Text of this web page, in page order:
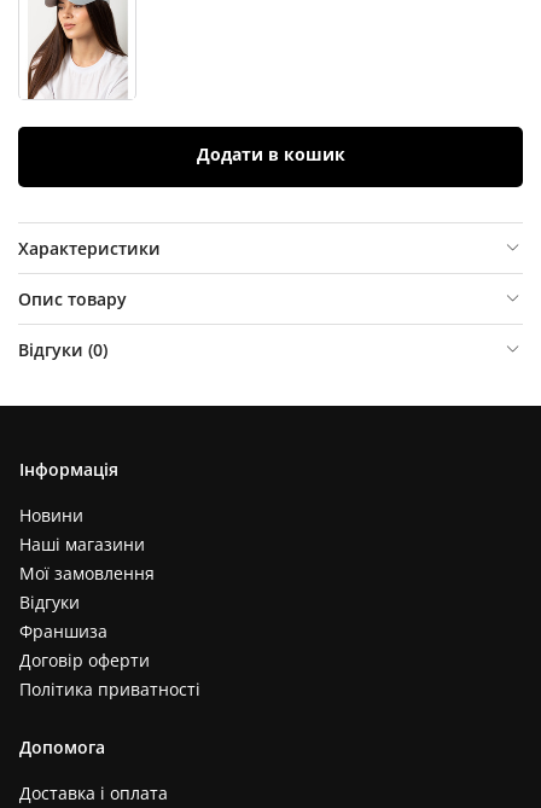
Додати в кошик
Характеристики
Опис товару
Відгуки (0)
Інформація
Новини
Наші магазини
Мої замовлення
Відгуки
Франшиза
Договір оферти
Політика приватності
Допомога
Доставка і оплата